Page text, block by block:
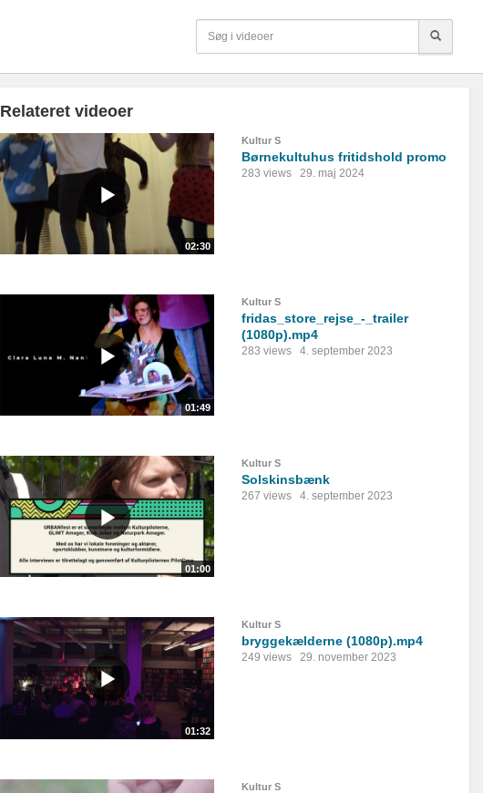
Relateret videoer
02:30
Kultur S
Børnekultuhus fritidshold promo
283 views 29. maj 2024
01:49
Kultur S
fridas_store_rejse_-_trailer
(1080p).mp4
283 views 4. september 2023
01:00
Kultur S
Solskinsbænk
267 views 4. september 2023
01:32
Kultur S
bryggekælderne (1080p).mp4
249 views 29. november 2023
Kultur S